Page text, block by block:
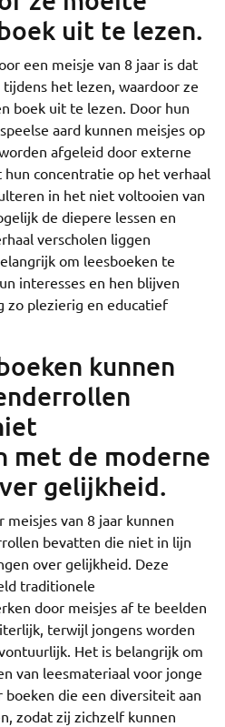
uit te lezen.
een meisje van 8 jaar is dat
het lezen, waardoor ze
boek uit te lezen. Door hun
aard kunnen meisjes op
afgeleid door externe
concentratie op het verhaal
in het niet voltooien van
de diepere lessen en
verscholen liggen
om leesboeken te
interesses en hen blijven
zo plezierig en educatief
kunnen
met de moderne
gelijkheid.
van 8 jaar kunnen
bevatten die niet in lijn
over gelijkheid. Deze
traditionele
door meisjes af te beelden
terwijl jongens worden
Het is belangrijk om
van leesmateriaal voor jonge
boeken die een diversiteit aan
zodat zij zichzelf kunnen